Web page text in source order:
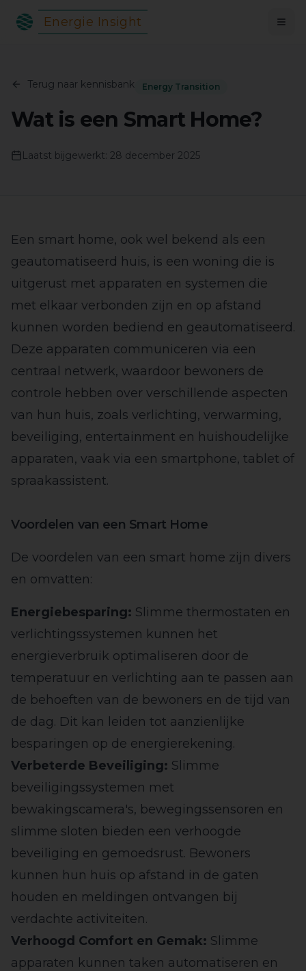
Energie Insight
Terug naar kennisbank Energy Transition
Wat is een Smart Home?
Laatst bijgewerkt: 28 december 2025
Een smart home, ook wel bekend als een
geautomatiseerd huis, is een woning die is
uitgerust met apparaten en systemen die
met elkaar verbonden zijn en op afstand
kunnen worden bediend en geautomatiseerd.
Deze apparaten communiceren via een
centraal netwerk, waardoor bewoners de
controle hebben over verschillende aspecten
van hun huis, zoals verlichting, verwarming,
beveiliging, entertainment en huishoudelijke
apparaten, vaak via een smartphone, tablet of
spraakassistent.
Voordelen van een Smart Home
De voordelen van een smart home zijn divers
en omvatten:
Energiebesparing: Slimme thermostaten en
verlichtingssystemen kunnen het
energieverbruik optimaliseren door de
temperatuur en verlichting aan te passen aan
de behoeften van de bewoners en de tijd van
de dag. Dit kan leiden tot aanzienlijke
besparingen op de energierekening.
Verbeterde Beveiliging: Slimme
beveiligingssystemen met
bewakingscamera's, bewegingssensoren en
slimme sloten bieden een verhoogde
beveiliging en gemoedsrust. Bewoners
kunnen hun huis op afstand in de gaten
houden en meldingen ontvangen bij
verdachte activiteiten.
Verhoogd Comfort en Gemak: Slimme
apparaten kunnen taken automatiseren en